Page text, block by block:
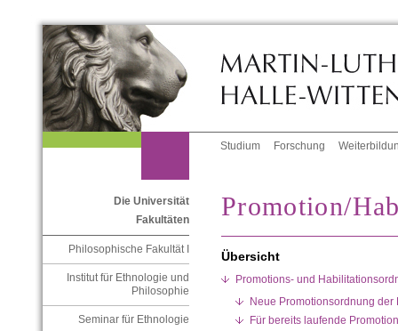
Studium Forschung
Die Universität
Fakultäten
Philosophische Fakultät I
Institut für Ethnologie und
Philosophie
Seminar für Ethnologie
Promotion/
Übersicht
Promotions- und
Neue Promotionsordnung
Für bereits laufende